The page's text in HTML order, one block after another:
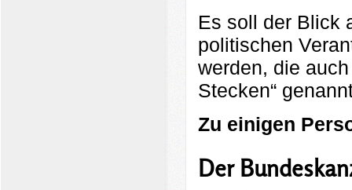
Es soll der Blick
politischen
werden, die
Stecken“
Zu einigen
Der